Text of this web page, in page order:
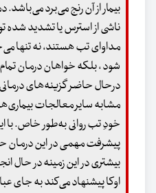
بیمار از آن رنج می‌برد می‌باشد.
ناشی از استرس یا تشدید شده
مداوای تب هستند، نه تنها
شود ، بلکه خواهان درمان
درحال حاضر گزینه‌های درمانی
مشابه سایر معالجات
خودِ تب روانی به‌طور خاص. با
پیشرفت مهمی در این
بیشتری در این زمینه در حال
اوکا پیشنهاد می‌کند به جای